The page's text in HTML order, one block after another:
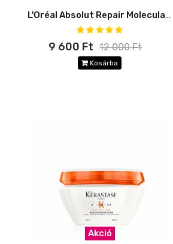
L'Oréal Absolut Repair Molecular Mask
9 600 Ft 12 000 Ft
Kosárba
Akció